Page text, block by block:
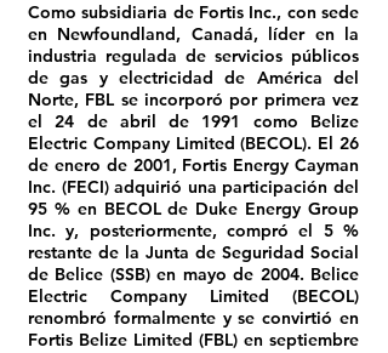
Como subsidiaria de Fortis Inc., con sede
en Newfoundland, Canadá, líder en la
industria regulada de servicios públicos
de gas y electricidad de América del
Norte, FBL se incorporó por primera vez
el 24 de abril de 1991 como Belize
Electric Company Limited (BECOL). El 26
de enero de 2001, Fortis Energy Cayman
Inc. (FECI) adquirió una participación del
95 % en BECOL de Duke Energy Group
Inc. y, posteriormente, compró el 5 %
restante de la Junta de Seguridad Social
de Belice (SSB) en mayo de 2004. Belice
Electric Company Limited (BECOL)
renombró formalmente y se convirtió en
Fortis Belize Limited (FBL) en septiembre